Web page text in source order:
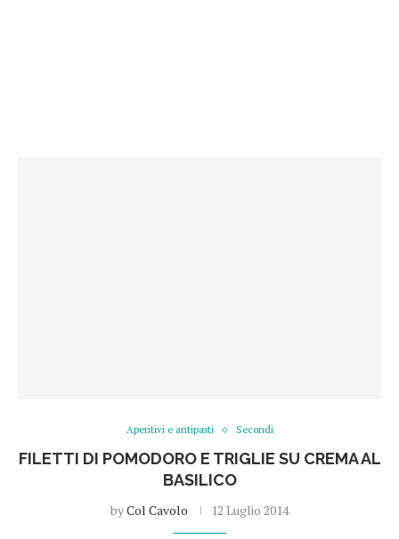
Aperitivi e antipasti Secondi
FILETTI DI POMODORO E TRIGLIE SU CREMA AL
BASILICO
byCol Cavolo 12 Luglio 2014